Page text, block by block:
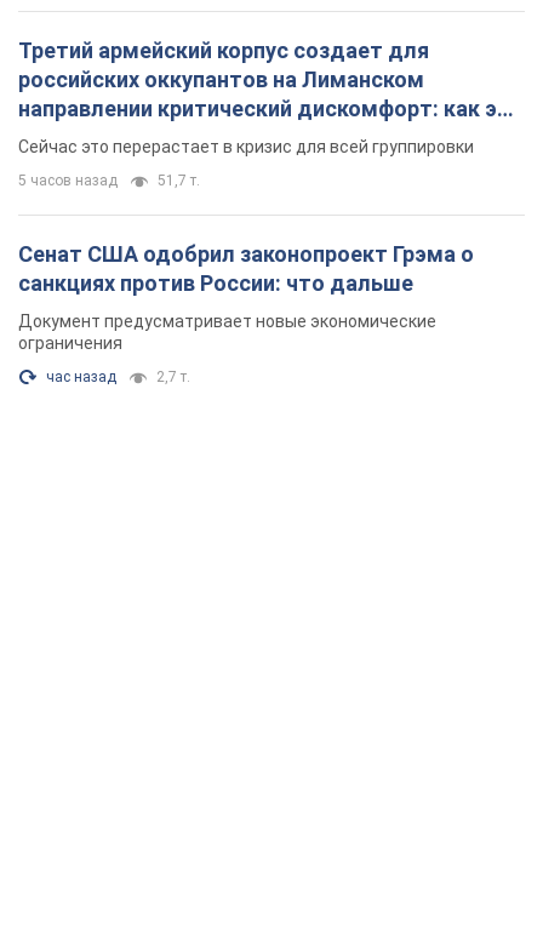
Третий армейский корпус создает для
российских оккупантов на Лиманском
направлении критический дискомфорт: как это
удалось
Сейчас это перерастает в кризис для всей группировки
5 часов назад 51,7 т.
Сенат США одобрил законопроект Грэма о
санкциях против России: что дальше
Документ предусматривает новые экономические
ограничения
час назад 2,7 т.